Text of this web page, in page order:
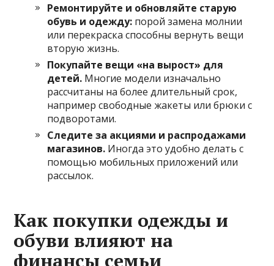
Ремонтируйте и обновляйте старую
обувь и одежду: порой замена молнии
или перекраска способны вернуть вещи
вторую жизнь.
Покупайте вещи «на вырост» для
детей. Многие модели изначально
рассчитаны на более длительный срок,
например свободные жакеты или брюки с
подворотами.
Следите за акциями и распродажами
магазинов. Иногда это удобно делать с
помощью мобильных приложений или
рассылок.
Как покупки одежды и
обуви влияют на
финансы семьи